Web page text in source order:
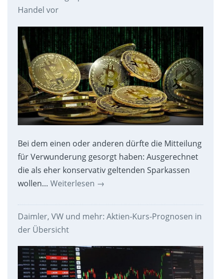
Handel vor
Bei dem einen oder anderen dürfte die Mitteilung
für Verwunderung gesorgt haben: Ausgerechnet
die als eher konservativ geltenden Sparkassen
wollen… Weiterlesen →
Daimler, VW und mehr: Aktien-Kurs-Prognosen in
der Übersicht